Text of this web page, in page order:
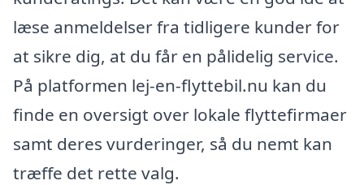
læse anmeldelser fra tidligere kunder for
at sikre dig, at du får en pålidelig service.
På platformen lej-en-flyttebil.nu kan du
finde en oversigt over lokale flyttefirmaer
samt deres vurderinger, så du nemt kan
træffe det rette valg.